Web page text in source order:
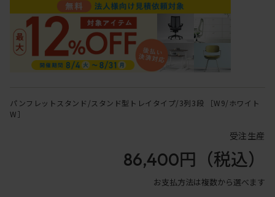
パンフレットスタンド/スタンド型トレイタイプ/3列3段 ［W9/ホワイト
W］
受注生産
86,400円 （税込）
お支払方法は複数から選べます